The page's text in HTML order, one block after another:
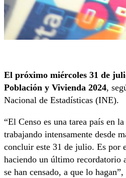
El próximo miércoles 31 de
Población y Vivienda 2024,
Nacional de Estadísticas (INE).
“El Censo es una tarea país en
trabajando intensamente desde
concluir este 31 de julio. Es por
haciendo un último recordatorio
se han censado, a que lo